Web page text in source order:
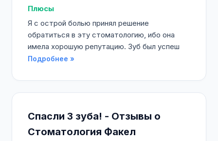
Плюсы
Я с острой болью принял решение
обратиться в эту стоматологию, ибо она
имела хорошую репутацию. Зуб был успеш
Подробнее »
Спасли 3 зуба! - Отзывы о
Стоматология Факел